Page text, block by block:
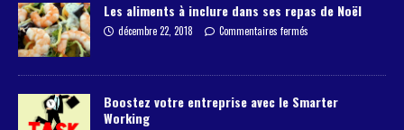
Les aliments à inclure dans ses repas de Noël
décembre 22, 2018 Commentaires fermés
Boostez votre entreprise avec le Smarter
Working